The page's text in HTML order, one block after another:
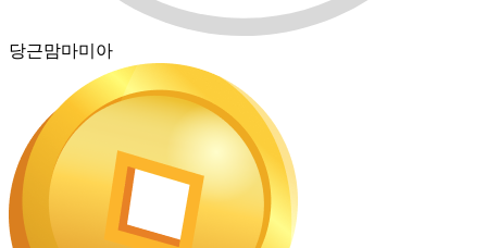
당근맘마미아